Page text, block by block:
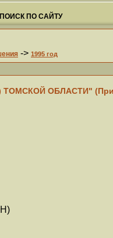
ПОИСК ПО САЙТУ
-> 1995 год
ОБЛАСТИ"